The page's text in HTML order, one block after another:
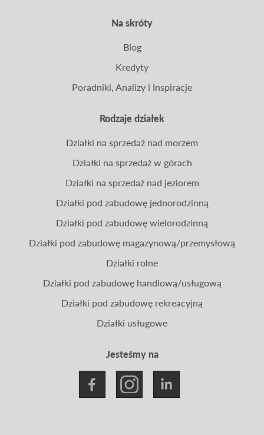
Na skróty
Rodzaje działek
Jesteśmy na
Blog
Kredyty
Poradniki, Analizy i Inspiracje
Działki na sprzedaż nad morzem
Działki na sprzedaż w górach
Działki na sprzedaż nad jeziorem
Działki pod zabudowę jednorodzinną
Działki pod zabudowę wielorodzinną
Działki pod zabudowę magazynową/przemysłową
Działki rolne
Działki pod zabudowę handlową/usługową
Działki pod zabudowę rekreacyjną
Działki usługowe